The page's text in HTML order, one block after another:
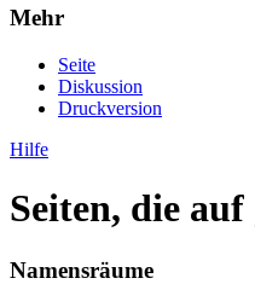
Mehr
Seite
Diskussion
Druckversion
Hilfe
Seiten, die
Namensräume